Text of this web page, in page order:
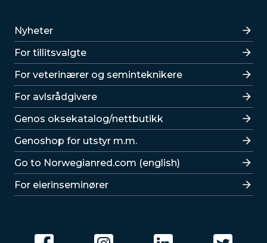
Lenker
Nyheter
For tillitsvalgte
For veterinærer og seminteknikere
For avlsrådgivere
Lenker
Genos oksekatalog/nettbutikk
Genoshop for utstyr m.m.
Go to Norwegianred.com (english)
For eierinseminører